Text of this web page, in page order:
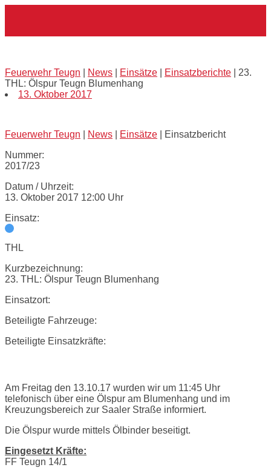
Feuerwehr Teugn News Einsätze Einsatzberichte
23.
THL: Ölspur Teugn Blumenhang
13. Oktober 2017
Feuerwehr Teugn News Einsätze
Einsatzbericht
Nummer:
2017/23
Datum / Uhrzeit:
13. Oktober 2017 12:00 Uhr
Einsatz:
THL
Kurzbezeichnung:
23. THL: Ölspur Teugn Blumenhang
Einsatzort:
Beteiligte Fahrzeuge:
Beteiligte Einsatzkräfte:
Am Freitag den 13.10.17 wurden wir um 11:45 Uhr
telefonisch über eine Ölspur am Blumenhang und im
Kreuzungsbereich zur Saaler Straße informiert.
Die Ölspur wurde mittels Ölbinder beseitigt.
Eingesetzt Kräfte:
FF Teugn 14/1